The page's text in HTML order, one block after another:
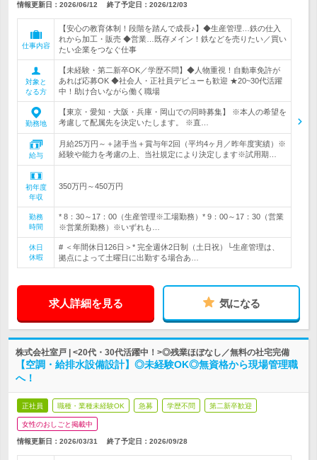
情報更新日：2026/06/12 終了予定日： 2026/12/03
仕事内容
【安心の教育体制！段階を踏んで成長♪】◆生産管理…鉄の仕入
れから加工・販売 ◆営業…既存メイン！鉄などを売りたい／買い
たい企業をつなぐ仕事
対象と
なる方
【未経験・第二新卒OK／学歴不問】◆人物重視！自動車免許が
あれば応募OK ◆社会人・正社員デビューも歓迎 ★20~30代活躍
中！助け合いながら働く職場
勤務地
【東京・愛知・大阪・兵庫・岡山での同時募集】 ※本人の希望を
考慮して配属先を決定いたします。 ※直…
給与
月給25万円～＋諸手当＋賞与年2回（平均4ヶ月／昨年度実績）※
経験や能力を考慮の上、当社規定により決定します※試用期…
初年度
年収
350万円～450万円
勤務
時間
* 8：30～17：00（生産管理※工場勤務）* 9：00～17：30（営業
※営業所勤務）※いずれも…
休日
休暇
# ＜年間休日126日＞* 完全週休2日制（土日祝）└生産管理は、
拠点によって土曜日に出勤する場合あ…
求人詳細を見る 気になる
株式会社室戸 | <20代・30代活躍中！>◎残業ほぼなし／無料の社宅完備
【空調・給排水設備設計】◎未経験OK◎無資格から現場管理職
へ！
正社員 職種・業種未経験OK 急募 学歴不問 第二新卒歓迎
女性のおしごと掲載中
情報更新日：2026/03/31 終了予定日： 2026/09/28